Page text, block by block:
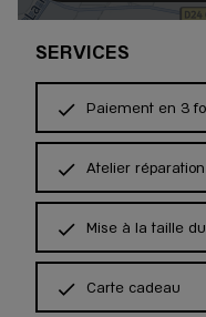
SERVICES
Paiement en 3
Atelier
Mise à la taille
Carte cadeau